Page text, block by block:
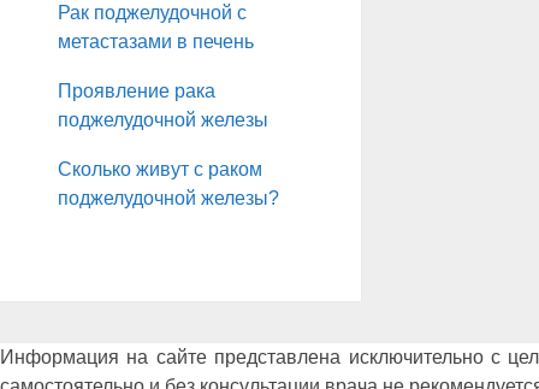
Рак поджелудочной с
метастазами в печень
Проявление рака
поджелудочной железы
Сколько живут с раком
поджелудочной железы?
Информация на сайте представлена исключительно с